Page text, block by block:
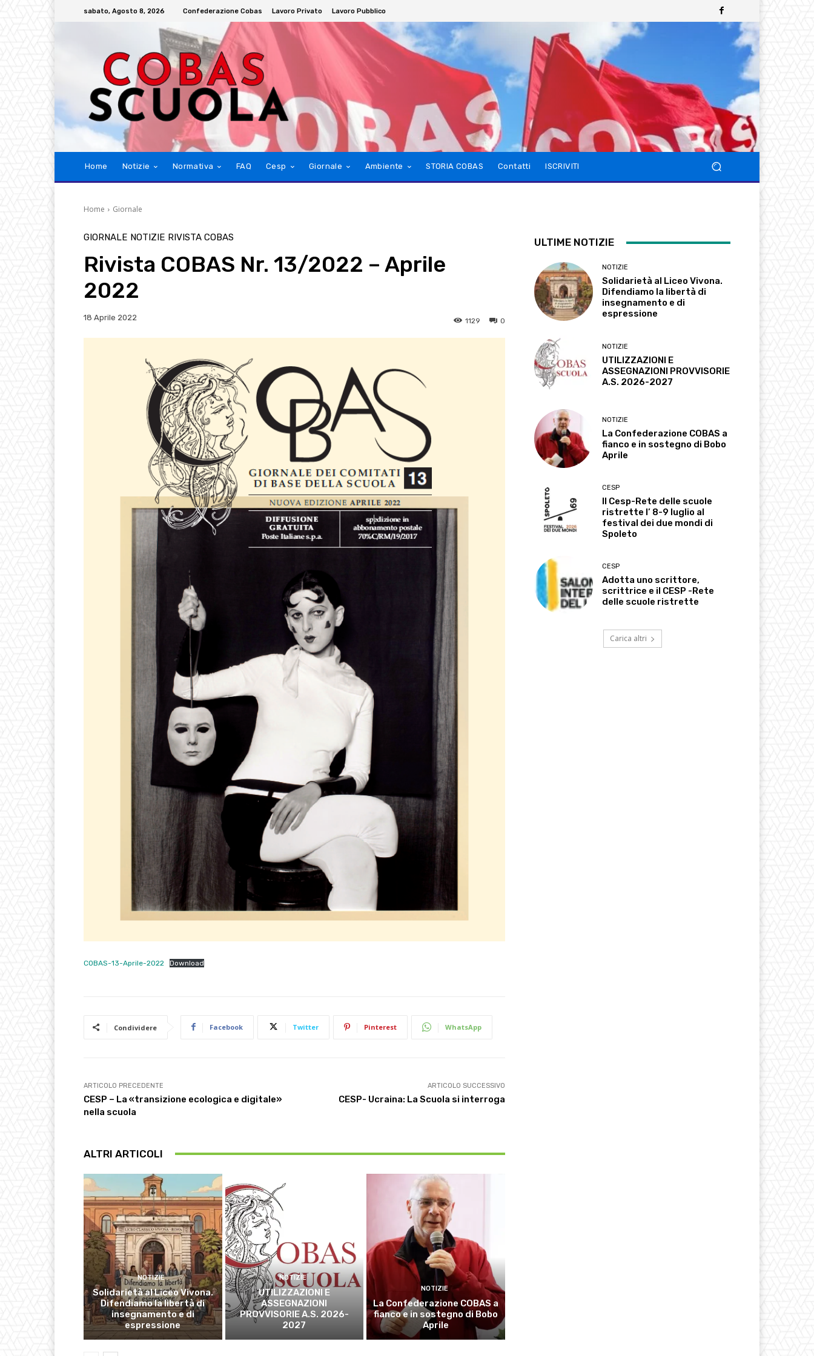
sabato, Agosto 8, 2026 Confederazione Cobas Lavoro Privato Lavoro Pubblico
Home Notizie Normativa FAQ Cesp Giornale Ambiente STORIA COBAS Contatti ISCRIVITI
Home Giornale
GIORNALE NOTIZIE RIVISTA COBAS
Rivista COBAS Nr. 13/2022 – Aprile
2022
18 Aprile 2022 0
1129
COBAS-13-Aprile-2022 Download
Condividere Facebook Twitter Pinterest WhatsApp
ARTICOLO PRECEDENTE
CESP – La «transizione ecologica e digitale»
nella scuola
ARTICOLO SUCCESSIVO
CESP- Ucraina: La Scuola si interroga
ALTRI ARTICOLI
NOTIZIE
Solidarietà al Liceo Vivona.
Difendiamo la libertà di
insegnamento e di
espressione
NOTIZIE
UTILIZZAZIONI E
ASSEGNAZIONI
PROVVISORIE A.S. 2026-
2027
NOTIZIE
La Confederazione COBAS a
fianco e in sostegno di Bobo
Aprile
ULTIME NOTIZIE
NOTIZIE
Solidarietà al Liceo Vivona.
Difendiamo la libertà di
insegnamento e di
espressione
NOTIZIE
UTILIZZAZIONI E
ASSEGNAZIONI PROVVISORIE
A.S. 2026-2027
NOTIZIE
La Confederazione COBAS a
fianco e in sostegno di Bobo
Aprile
CESP
Il Cesp-Rete delle scuole
ristrette l’ 8-9 luglio al
festival dei due mondi di
Spoleto
CESP
Adotta uno scrittore,
scrittrice e il CESP -Rete
delle scuole ristrette
Carica altri